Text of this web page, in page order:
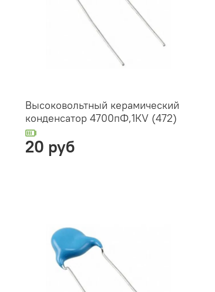
Высоковольтный керамический
конденсатор 4700пФ,1КV (472)
20 руб